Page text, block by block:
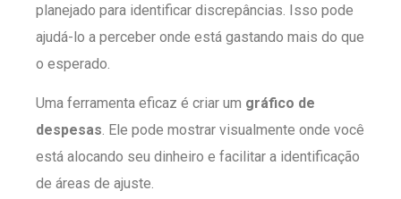
planejado para identificar discrepâncias. Isso pode
ajudá-lo a perceber onde está gastando mais do que
o esperado.
Uma ferramenta eficaz é criar um gráfico de
despesas. Ele pode mostrar visualmente onde você
está alocando seu dinheiro e facilitar a identificação
de áreas de ajuste.